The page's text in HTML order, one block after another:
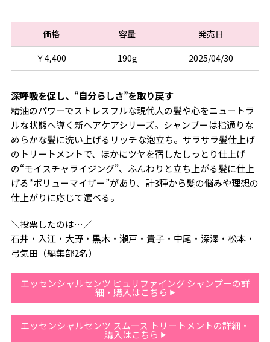
価格 容量
発売日
￥4,400
190g 2025/04/30
深呼吸を促し、“自分らしさ”を取り戻す
精油のパワーでストレスフルな現代人の髪や心をニュートラ
ルな状態へ導く新ヘアケアシリーズ。シャンプーは指通りな
めらかな髪に洗い上げるリッチな泡立ち。サラサラ髪仕上げ
のトリートメントで、ほかにツヤを宿したしっとり仕上げ
の“モイスチャライジング”、ふんわりと立ち上がる髪に仕上
げる“ボリューマイザー”があり、計3種から髪の悩みや理想の
仕上がりに応じて選べる。
＼投票したのは…／
石井・入江・大野・黒木・瀬戸・貴子・中尾・深澤・松本・
弓気田（編集部2名）
エッセンシャルセンツ ピュリファイング シャンプーの詳
細・購入はこちら
エッセンシャルセンツ スムース トリートメントの詳細・
購入はこちら